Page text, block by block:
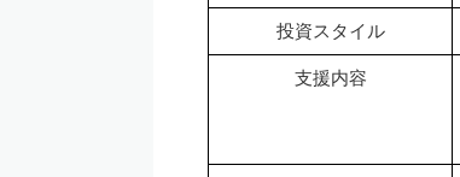
投資スタイル
支援内容